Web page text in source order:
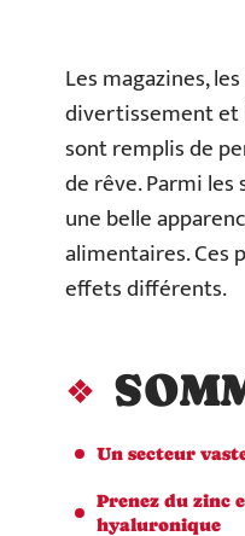
Les magazines,
divertissement et
sont remplis de
de rêve. Parmi les
une belle
alimentaires. Ces
effets différents.
Un secteur
Prenez du zinc
hyaluronique